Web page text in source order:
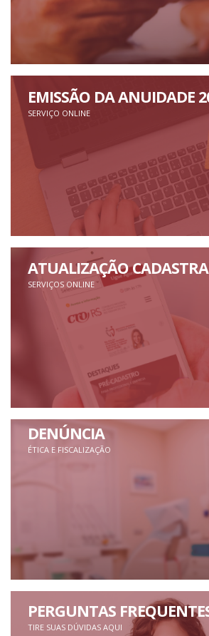
EMISSÃO DA ANUIDADE
SERVIÇO ONLINE
ATUALIZAÇÃO
SERVIÇOS ONLINE
DENÚNCIA
ÉTICA E FISCALIZAÇÃO
PERGUNTAS
TIRE SUAS DÚVIDAS AQUI